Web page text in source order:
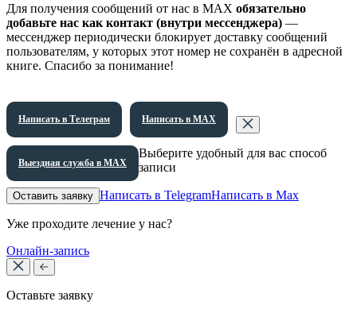
Для получения сообщений от нас в МАХ обязательно
добавьте нас как контакт (внутри мессенджера) —
мессенджер периодически блокирует доставку сообщений
пользователям, у которых этот номер не сохранён в адресной
книге. Спасибо за понимание!
Написать в Телеграм Написать в МАХ
Выездная служба в МАХ
Выберите удобный для вас способ
записи
Оставить заявку Написать в TelegramНаписать в Max
Уже проходите лечение у нас?
Онлайн-запись
Оставьте заявку